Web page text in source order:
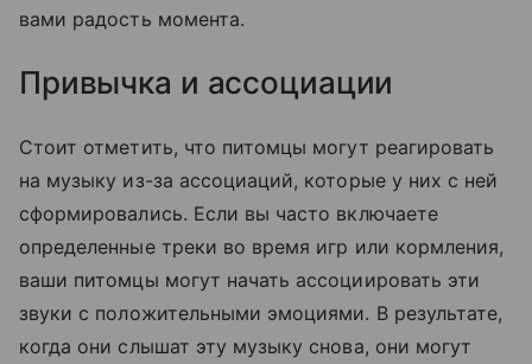
вами радость момента.
Привычка и ассоциации
Стоит отметить, что питомцы могут реагировать
на музыку из-за ассоциаций, которые у них с ней
сформировались. Если вы часто включаете
определенные треки во время игр или кормления,
ваши питомцы могут начать ассоциировать эти
звуки с положительными эмоциями. В результате,
когда они слышат эту музыку снова, они могут